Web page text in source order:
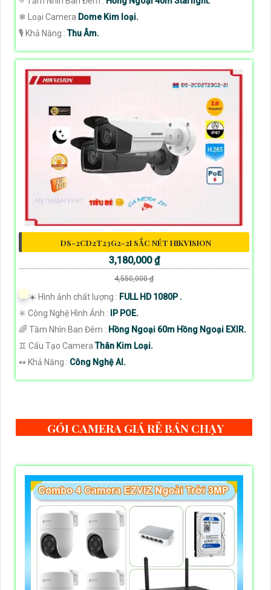
❄ Loại Camera Dome Kim loại.
️🎙 Khả Năng :Thu Âm.
DS-2CD2T23G2-2I SẮC NÉT HIKVISION
3,180,000 ₫
4,550,000 ₫
☀️ Hình ảnh chất lượng : FULL HD 1080P .
✳️ Công Nghệ Hình Ảnh :
IP POE.
🌈 Tầm Nhìn Ban Đêm : Hồng Ngoại 60m Hồng Ngoại EXIR.
♊ Cấu Tạo CameraThân Kim Loại.
️↭ Khả Năng : Công Nghệ AI.
GÓI CAMERA GIÁ RẺ BÁN CHẠY